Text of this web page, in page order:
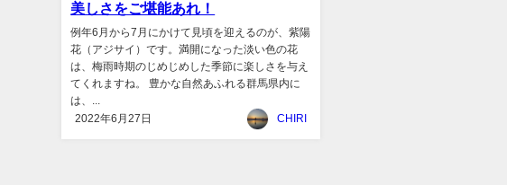
美しさをご堪能あれ！
例年6月から7月にかけて見頃を迎えるのが、紫陽
花（アジサイ）です。満開になった淡い色の花
は、梅雨時期のじめじめした季節に楽しさを与え
てくれますね。 豊かな自然あふれる群馬県内に
は、...
2022年6月27日
CHIRI